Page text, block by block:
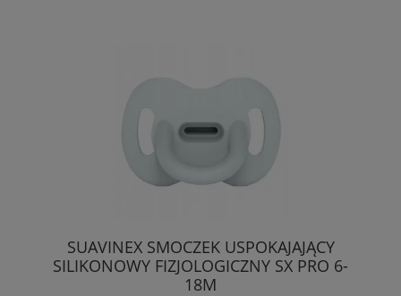
SUAVINEX SMOCZEK USPOKAJAJĄCY
SILIKONOWY FIZJOLOGICZNY SX PRO 6-
18M